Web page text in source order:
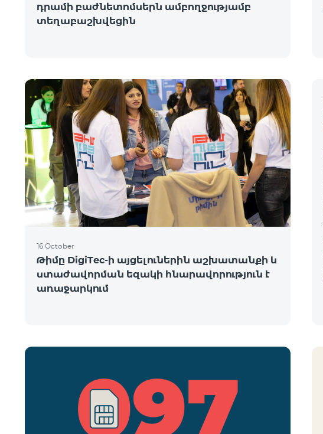
դրամի բաժնետոմսերն ամբողջությամբ
տեղաբաշխվեցին
16 October
Թիմը DigiTec-ի այցելուներին աշխատանքի և
ստաժավորման եզակի հնարավորություն է
առաջարկում